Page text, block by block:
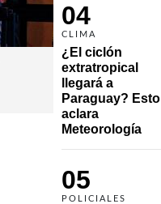
04
CLIMA
¿El ciclón
extratropical
llegará a
Paraguay? Esto
aclara
Meteorología
05
POLICIALES